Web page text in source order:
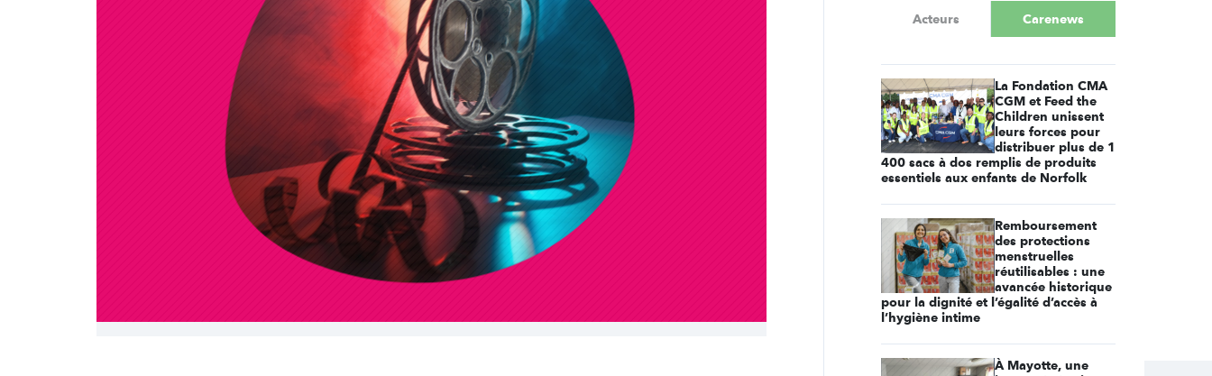
Acteurs Carenews
La Fondation CMA
CGM et Feed the
Children unissent
leurs forces pour
distribuer plus de 1
400 sacs à dos remplis de produits
essentiels aux enfants de Norfolk
Remboursement
des protections
menstruelles
réutilisables : une
avancée historique
pour la dignité et l’égalité d’accès à
l’hygiène intime
À Mayotte, une